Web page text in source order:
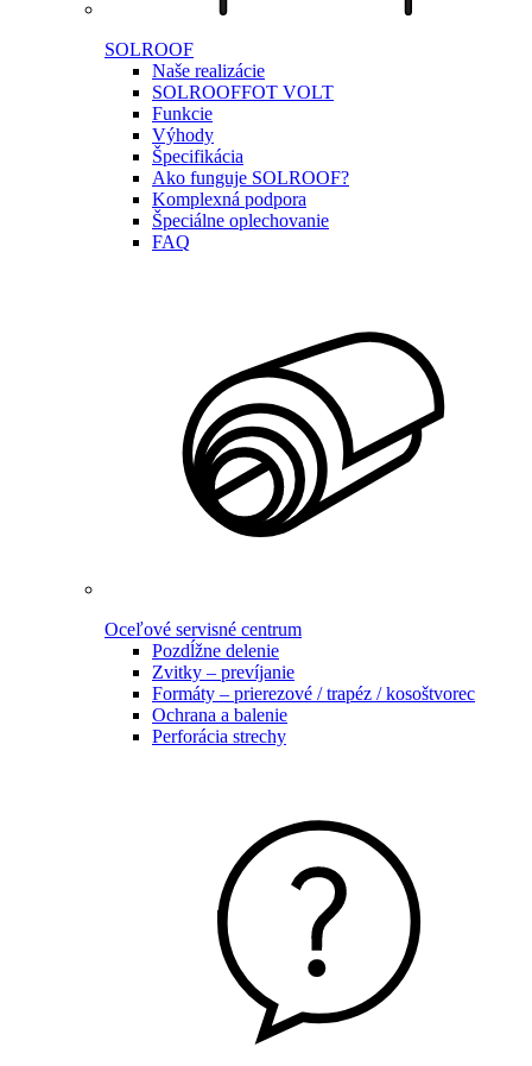
SOLROOF
Naše realizácie
SOLROOFFOT VOLT
Funkcie
Výhody
Špecifikácia
Ako funguje SOLROOF?
Komplexná podpora
Špeciálne oplechovanie
FAQ
Oceľové servisné centrum
Pozdĺžne delenie
Zvitky – prevíjanie
Formáty – prierezové / trapéz / kosoštvorec
Ochrana a balenie
Perforácia strechy